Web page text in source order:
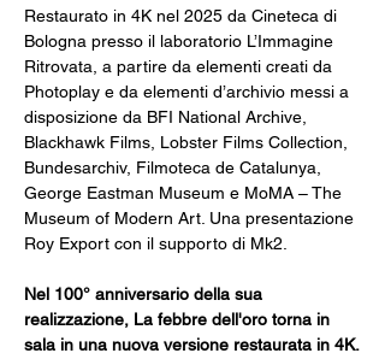
Restaurato in 4K nel 2025 da Cineteca di
Bologna presso il laboratorio L’Immagine
Ritrovata, a partire da elementi creati da
Photoplay e da elementi d’archivio messi a
disposizione da BFI National Archive,
Blackhawk Films, Lobster Films Collection,
Bundesarchiv, Filmoteca de Catalunya,
George Eastman Museum e MoMA – The
Museum of Modern Art. Una presentazione
Roy Export con il supporto di Mk2.
Nel 100° anniversario della sua
realizzazione, La febbre dell'oro torna in
sala in una nuova versione restaurata in 4K.